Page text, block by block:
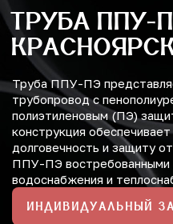
ТРУБА ППУ-
Труба ППУ-ПЭ
трубопровод с
полиэтиленовым (ПЭ)
конструкция
долговечность и защиту
ППУ-ПЭ востребованными
водоснабжения и
ИНДИВИДУАЛЬНЫЙ